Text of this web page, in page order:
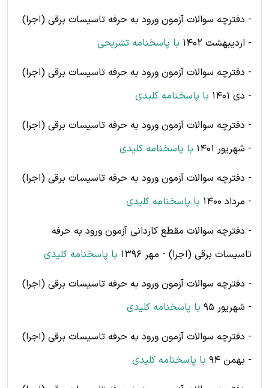
- دفترچه سوالات آزمون ورود به حرفه تاسیسات برقی (اجرا)
- اردیبهشت 1402
با پاسخنامه تشریحی
- دفترچه سوالات آزمون ورود به حرفه تاسیسات برقی (اجرا)
- دی 1401
با پاسخنامه کلیدی
- دفترچه سوالات آزمون ورود به حرفه تاسیسات برقی (اجرا)
- شهریور 1401
با پاسخنامه کلیدی
- دفترچه سوالات آزمون ورود به حرفه تاسیسات برقی (اجرا)
- مرداد 1400
با پاسخنامه کلیدی
- دفترچه سوالات مقطع کاردانی آزمون ورود به حرفه
تاسیسات برقی (اجرا) - مهر 1396
با پاسخنامه کلیدی
- دفترچه سوالات آزمون ورود به حرفه تاسیسات برقی (اجرا)
- شهریور 95
با پاسخنامه کلیدی
- دفترچه سوالات آزمون ورود به حرفه تاسیسات برقی (اجرا)
- بهمن 94
با پاسخنامه کلیدی